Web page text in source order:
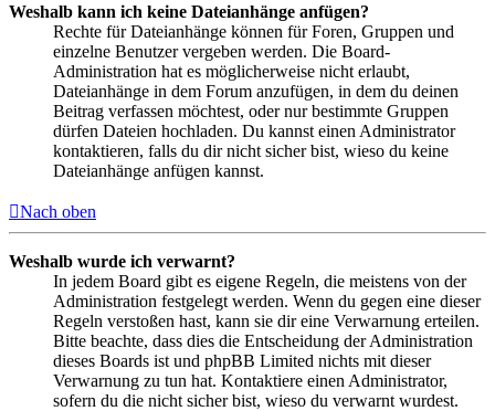
Weshalb kann ich keine Dateianhänge anfügen?
Rechte für Dateianhänge können für Foren, Gruppen und
einzelne Benutzer vergeben werden. Die Board-
Administration hat es möglicherweise nicht erlaubt,
Dateianhänge in dem Forum anzufügen, in dem du deinen
Beitrag verfassen möchtest, oder nur bestimmte Gruppen
dürfen Dateien hochladen. Du kannst einen Administrator
kontaktieren, falls du dir nicht sicher bist, wieso du keine
Dateianhänge anfügen kannst.
Nach oben
Weshalb wurde ich verwarnt?
In jedem Board gibt es eigene Regeln, die meistens von der
Administration festgelegt werden. Wenn du gegen eine dieser
Regeln verstoßen hast, kann sie dir eine Verwarnung erteilen.
Bitte beachte, dass dies die Entscheidung der Administration
dieses Boards ist und phpBB Limited nichts mit dieser
Verwarnung zu tun hat. Kontaktiere einen Administrator,
sofern du die nicht sicher bist, wieso du verwarnt wurdest.